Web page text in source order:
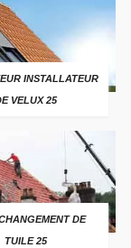
INSTALLATEUR
VELUX 25
DE
TUILE 25